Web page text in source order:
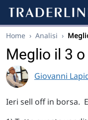
Home › Analisi ›
Meglio il 3 o
Giovanni
Ieri sell off in borsa.